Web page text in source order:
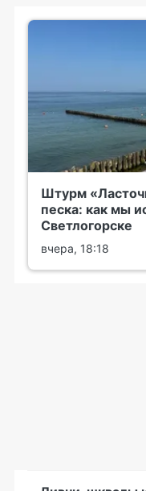
Штурм
песка: как мы
Светлогорске
вчера, 18:18